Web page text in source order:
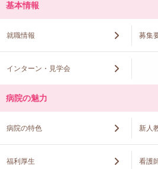
基本情報
就職情報 募集
インターン・見学会
病院の魅力
病院の特色 新人
福利厚生 看護